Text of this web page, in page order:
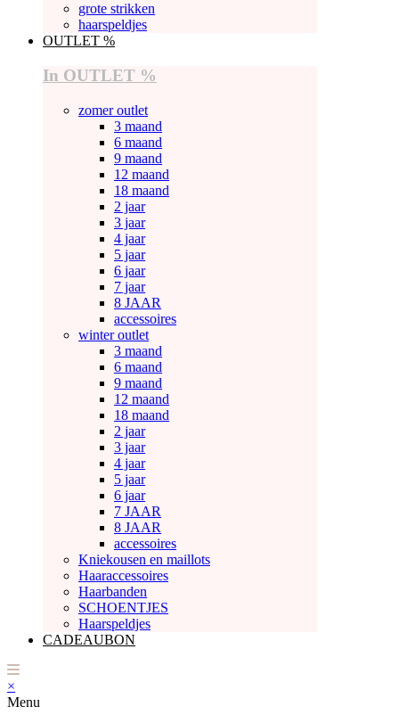
grote strikken
haarspeldjes
OUTLET %
In OUTLET %
zomer outlet
3 maand
6 maand
9 maand
12 maand
18 maand
2 jaar
3 jaar
4 jaar
5 jaar
6 jaar
7 jaar
8 JAAR
accessoires
winter outlet
3 maand
6 maand
9 maand
12 maand
18 maand
2 jaar
3 jaar
4 jaar
5 jaar
6 jaar
7 JAAR
8 JAAR
accessoires
Kniekousen en maillots
Haaraccessoires
Haarbanden
SCHOENTJES
Haarspeldjes
CADEAUBON
×
Menu